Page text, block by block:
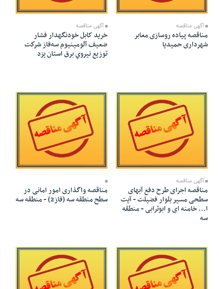
25 Mehr 1402 - 09:40
آگهی مناقصه
مناقصه پیاده روسازی معابر
شهرداری حمیدیا
22 Mehr 1402 - 05:29
آگهی مناقصه
خرید کابل خودنگهدار فشار
ضعيف آلومينيوم سه‌فاز شركت
توزيع نيروي برق استان يزد
آگهی مناقصه
مناقصه اجرای طرح دفع آبهای
سطحی مسیر بلوار فضیلت - آیت
ا... خامنه ای و ابوترابی - منطقه
سه
مناقصه واگذاری امور امانی در
سطح منطقه سه (فاز2) - منطقه سه